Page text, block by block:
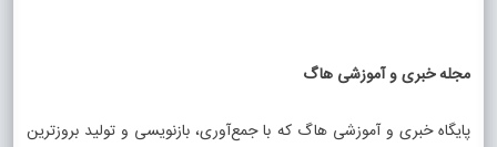
مجله خبری و آموزشی هاگ
پایگاه خبری و آموزشی هاگ که با جمع‌آوری، بازنویسی و تولید بروزترین